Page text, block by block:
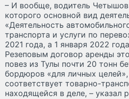
– И вообще, водитель
которого основной вид
«Деятельность
транспорта и услуги по
2021 года, а 1 января 2022
Резеповым договор аренды
повез из Тулы почти 20 тонн
бордюров «для личных
соответствует товарно-
находящейся в деле, – указал